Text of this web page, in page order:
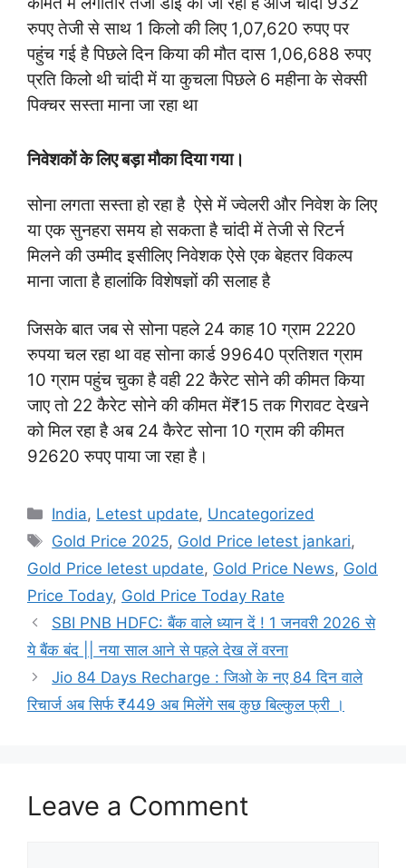
रुपए तेजी से साथ 1 किलो की लिए 1,07,620 रुपए पर
पहुंच गई है पिछले दिन किया की मौत दास 1,06,688 रुपए
प्रति किलो थी चांदी में या कुचला पिछले 6 महीना के सेक्सी
पिक्चर सस्ता माना जा रहा था
निवेशकों के लिए बड़ा मौका दिया गया।
सोना लगता सस्ता हो रहा है, ऐसे में ज्वेलरी और निवेश के लिए
या एक सुनहरा समय हो सकता है चांदी में तेजी से रिटर्न
मिलने की उम्मीद इसीलिए निवेशक ऐसे एक बेहतर विकल्प
माना जाता है हालांकि विशेषज्ञों की सलाह है
जिसके बात जब से सोना पहले 24 काह 10 ग्राम 2220
रुपया चल रहा था वह सोना कार्ड 99640 प्रतिशत ग्राम
10 ग्राम पहुंच चुका है वही 22 कैरेट सोने की कीमत किया
जाए तो 22 कैरेट सोने की कीमत में₹15 तक गिरावट देखने
को मिल रहा है अब 24 कैरेट सोना 10 ग्राम की कीमत
92620 रुपए पाया जा रहा है।
Categories
India, Letest update, Uncategorized
Tags
Gold Price 2025, Gold Price letest jankari,
Gold Price letest update, Gold Price News, Gold
Price Today, Gold Price Today Rate
SBI PNB HDFC: बैंक वाले ध्यान दें ! 1 जनवरी 2026 से
ये बैंक बंद || नया साल आने से पहले देख लें वरना
Jio 84 Days Recharge : जिओ के नए 84 दिन वाले
रिचार्ज अब सिर्फ ₹449 अब मिलेंगे सब कुछ बिल्कुल फ्री ।
Leave a Comment